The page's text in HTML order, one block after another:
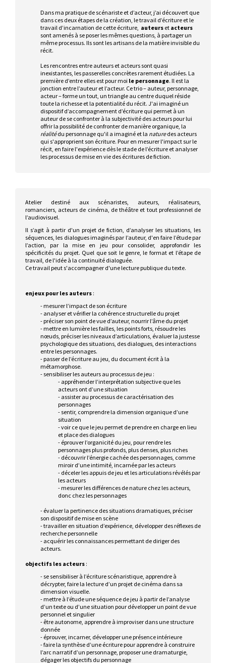
Dans ma pratique de scénariste et d’acteur, j’ai découvert que
dans ces deux étapes de la création, le travail d’écriture et le
travail d’incarnation de cette écriture, auteurs et acteurs
sont amenés à se poser les mêmes questions, à partager un
même processus. Ils sont les artisans de la matière invisible du
récit.
Les rencontres entre auteurs et acteurs sont quasi
inexistantes, les passerelles concrètes rarement étudiées. La
première d’entre elles est pour moi le personnage. Il est la
jonction entre l’auteur et l’acteur. Ce trio – auteur, personnage,
acteur – forme un tout, un triangle au centre duquel réside
toute la richesse et la potentialité du récit. J'ai imaginé un
dispositif d’accompagnement d’écriture qui permet à un
auteur de se confronter à la subjectivité des acteurs pour lui
offrir la possibilité de confronter de manière organique, la
réalitédu personnage qu'il a imaginé et la naturedes acteurs
qui s'approprient son écriture. Pour en mesurer l'impact sur le
récit, en faire l'expérience dès le stade de l’écriture et analyser
les processus de mise en vie des écritures de fiction.
Atelier destiné aux scénaristes, auteurs, réalisateurs,
romanciers, acteurs de cinéma, de théâtre et tout professionnel de
l’audiovisuel.
Il s’agit à partir d'un projet de fiction, d’analyser les situations, les
séquences, les dialogues imaginés par l’auteur, d'en faire l’étude par
l’action, par la mise en jeu pour consolider, approfondir les
spécificités du projet. Quel que soit le genre, le format et l’étape de
travail, de l'idée à la continuité dialoguée.
Ce travail peut s'accompagner d'une lecture publique du texte.
enjeux pour les auteurs :
- mesurer l’impact de son écriture
- analyser et vérifier la cohérence structurelle du projet
- préciser son point de vue d’auteur, nourrir l’âme du projet
- mettre en lumière les failles, les points forts, résoudre les
nœuds, préciser les niveaux d’articulations, évaluer la justesse
psychologique des situations, des dialogues, des interactions
entre les personnages.
- passer de l’écriture au jeu, du document écrit à la
métamorphose.
- sensibiliser les auteurs au processus de jeu :
- appréhender l’interprétation subjective que les
acteurs ont d’une situation
- assister au processus de caractérisation des
personnages
- sentir, comprendre la dimension organique d’une
situation
- voir ce que le jeu permet de prendre en charge en lieu
et place des dialogues
- éprouver l’organicité du jeu, pour rendre les
personnages plus profonds, plus denses, plus riches
- découvrir l’énergie cachée des personnages, comme
miroir d’une intimité, incarnée par les acteurs
- déceler les appuis de jeu et les articulations révélés par
les acteurs
- mesurer les différences de nature chez les acteurs,
donc chez les personnages
- évaluer la pertinence des situations dramatiques, préciser
son dispositif de mise en scène
- travailler en situation d’expérience, développer des réflexes de
recherche personnelle
- acquérir les connaissances permettant de diriger des
acteurs.
objectifs les acteurs :
- se sensibiliser à l’écriture scénaristique, apprendre à
décrypter, faire la lecture d’un projet de cinéma dans sa
dimension visuelle.
- mettre à l’étude une séquence de jeu à partir de l’analyse
d’un texte ou d’une situation pour développer un point de vue
personnel et singulier
- être autonome, apprendre à improviser dans une structure
donnée
- éprouver, incarner, développer une présence intérieure
- faire la synthèse d’une écriture pour apprendre à construire
l’arc narratif d’un personnage, proposer une dramaturgie,
dégager les objectifs du personnage